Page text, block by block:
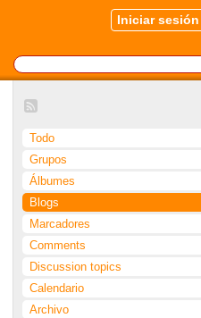
Iniciar sesión
Todo
Grupos
Álbumes
Blogs
Marcadores
Comments
Discussion topics
Calendario
Archivo